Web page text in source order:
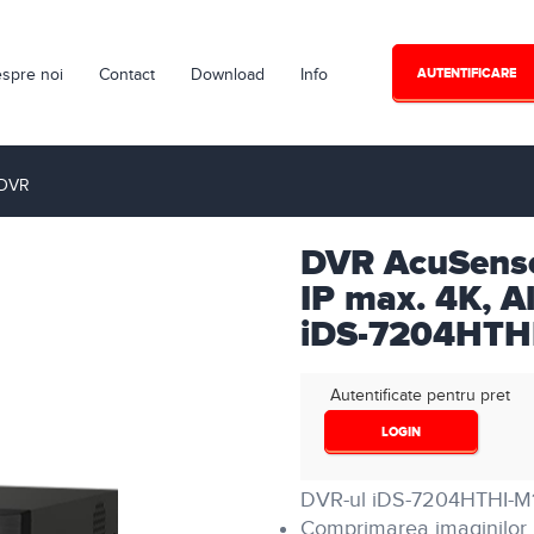
noi Contact Download Info AUTENTIFICARE
DVR
IP max. 4K,
iDS-
Autentificate pentru pret
LOGIN
DVR-ul iDS-7204HTHI-
Comprimarea